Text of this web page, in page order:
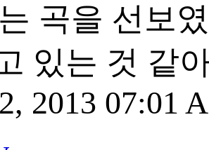
곡을 선보
있는 것 같
2013 07:01